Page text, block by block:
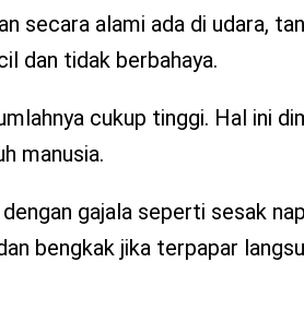
secara alami ada di udara,
dan tidak berbahaya.
cukup tinggi. Hal ini
manusia.
gajala seperti sesak
bengkak jika terpapar